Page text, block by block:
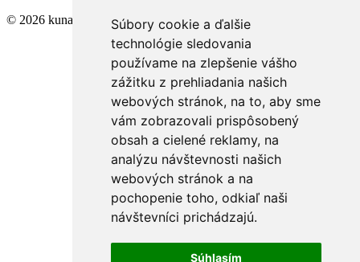
Súbory cookie a ďalšie
technológie sledovania
používame na zlepšenie vášho
zážitku z prehliadania našich
webových stránok, na to, aby sme
vám zobrazovali prispôsobený
obsah a cielené reklamy, na
analýzu návštevnosti našich
webových stránok a na
pochopenie toho, odkiaľ naši
návštevníci prichádzajú.
Súhlasím
© 2026 kunareality s.r.o.